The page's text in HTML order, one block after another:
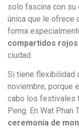
solo fascina con su
única que le ofrece
forma
compartidos rojos
ciudad.
Si tiene flexibilidad
noviembre, porque
cabo los festivales
Peng. En Wat Phan
ceremonia de